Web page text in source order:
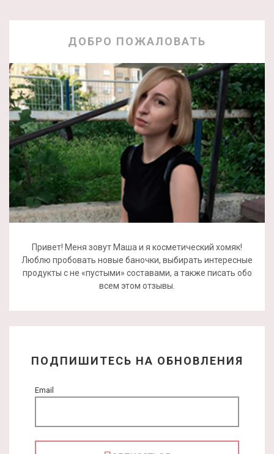
ДОБРО ПОЖАЛОВАТЬ
Привет! Меня зовут Маша и я косметический хомяк!
Люблю пробовать новые баночки, выбирать интересные
продукты с не «пустыми» составами, а также писать обо
всем этом отзывы.
ПОДПИШИТЕСЬ НА ОБНОВЛЕНИЯ
Email